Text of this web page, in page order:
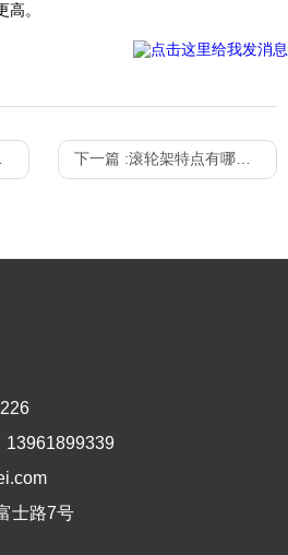
。
下一篇 :滚轮架特点有哪些，你知道吗？
士路7号